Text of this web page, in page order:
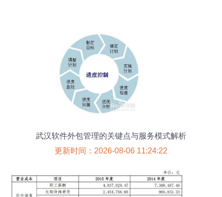
武汉软件外包管理的关键点与服务模式解析
更新时间：2026-08-06 11:24:22